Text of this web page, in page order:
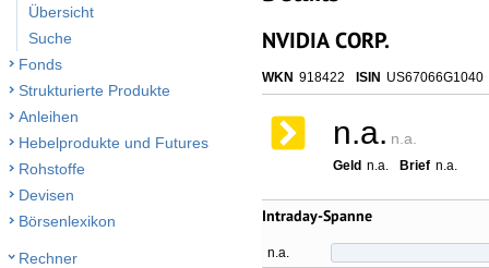
Übersicht
Suche
Fonds
Strukturierte Produkte
Anleihen
Hebelprodukte und Futures
Rohstoffe
Devisen
Börsenlexikon
Rechner
NVIDIA CORP.
WKN 918422 ISIN US67066G1040
n.a. n.a.
Geld n.a. Brief n.a.
Intraday-Spanne
n.a.